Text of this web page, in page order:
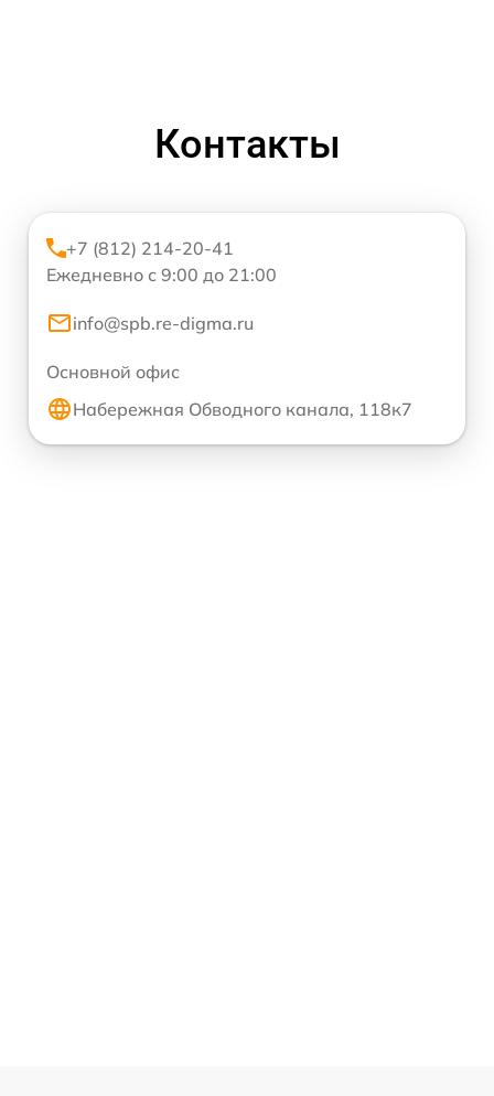
Контакты
+7 (812) 214-20-41
Ежедневно с 9:00 до 21:00
info@spb.re-digma.ru
Основной офис
Набережная Обводного канала, 118к7